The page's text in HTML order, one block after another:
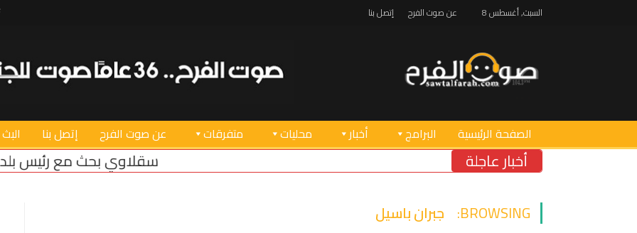
السبت, أغسطس 8 عن صوت الفرح إتصل بنا
الصفحة الرئيسية البرامج أخبار محليات متفرقات عن صوت الفرح إتصل بنا
أخبار عاجلة سقلاوي بحث مع رئيس بلدية رميش في
BROWSING: جبران باسيل